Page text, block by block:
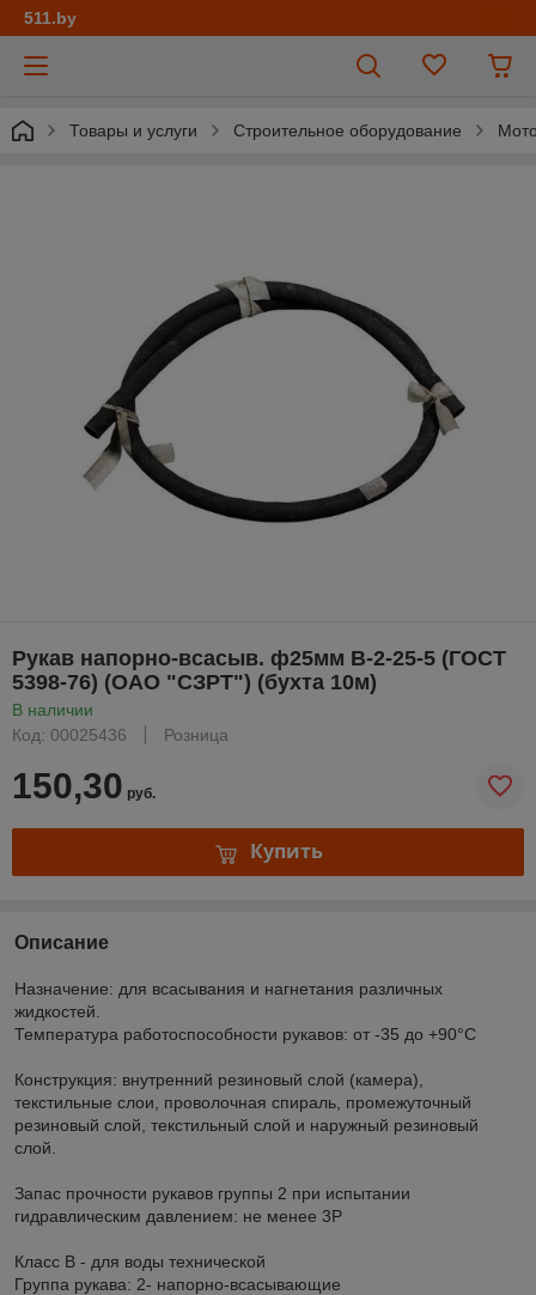
511.by
Товары и услуги Строительное оборудование
Рукав напорно-всасыв. ф25мм В-2-25-5 (ГОСТ
5398-76) (ОАО "СЗРТ") (бухта 10м)
В наличии
Код: 00025436
Розница
150,30 руб.
Купить
Описание
Назначение: для всаcывания и нагнетания различных
жидкостей.
Температура работоспособности рукавов: от -35 до +90°С
Конструкция: внутренний резиновый слой (камера),
текстильные слои, проволочная спираль, промежуточный
резиновый слой, текстильный слой и наружный резиновый
слой.
Запас прочности рукавов группы 2 при испытании
гидравлическим давлением: не менее 3Р
Класс В - для воды технической
Группа рукава: 2- напорно-всасывающие